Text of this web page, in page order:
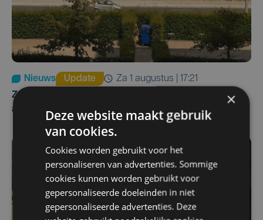
Nieuws Update
za 1 augustus | 17:21
Zwaar ongeval op E403 in Izegem: drie rijstroken
afgesloten
×
Deze website maakt gebruik
van cookies.
Cookies worden gebruikt voor het
personaliseren van advertenties. Sommige
cookies kunnen worden gebruikt voor
gepersonaliseerde doeleinden in niet
gepersonaliseerde advertenties. Deze